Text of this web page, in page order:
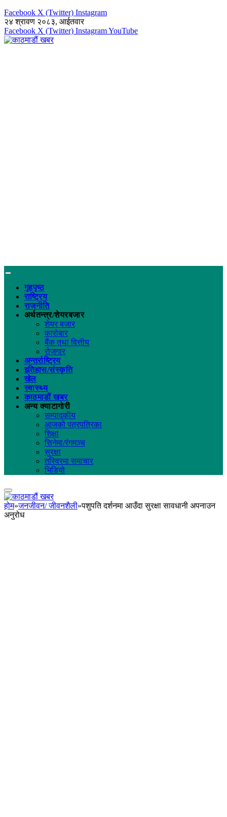
Facebook X (Twitter) Instagram
२४ श्रावण २०८३, आईतवार
Facebook X (Twitter) InstagramYouTube
गृहपृष्ठ
राष्ट्रिय
राजनीति
अर्थतन्त्र/शेयरबजार
शेयर बजार
कारोबार
बैंक तथा वित्तीय
रोजगार
अन्तर्राष्ट्रिय
इतिहास/संस्कृति
खेल
स्वास्थ्य
काठमाडौं खबर
अन्य क्याटागोरी
सम्पादकीय
आजको पत्रपत्रिका
शिक्षा
सिनेमा/रंगमञ्च
सुरक्षा
तस्विरमा समाचार
भिडियो
होम»जनजीवन/ जीवनशैली»पशुपति दर्शनमा आउँदा सुरक्षा सावधानी अपनाउन
अनुरोध